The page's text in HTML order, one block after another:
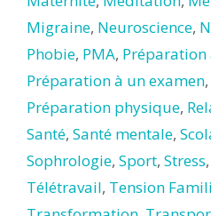
Migraine, Neuroscience,
Phobie, PMA, Préparation
Préparation à un examen,
Préparation physique,
Santé, Santé mentale,
Sophrologie, Sport, Stress,
Télétravail, Tension